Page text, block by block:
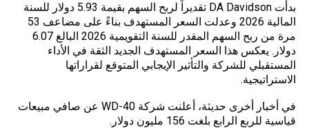
بدأت DA Davidson تقديراً لربح السهم بقيمة 5.93 دولار للسنة
المالية 2026 وعدلت السعر المستهدف بناءً على مضاعف 53
مرة من ربح السهم المقدر للسنة التقويمية 2026 البالغ 6.07
دولار. يعكس هذا السعر المستهدف الجديد الثقة في الأداء
المستقبلي للشركة والتأثير الإيجابي المتوقع لقراراتها
الاستراتيجية.
في أخبار أخرى حديثة، أعلنت شركة WD-40 عن صافي مبيعات
قياسية للربع الرابع بلغت 156 مليون دولار.